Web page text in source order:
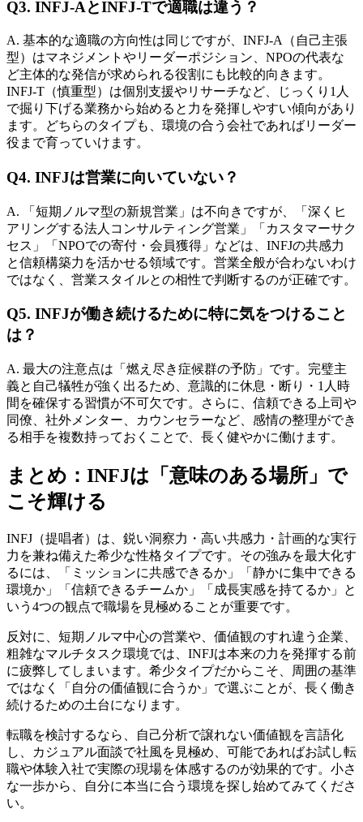
Q3. INFJ-AとINFJ-Tで適職は違う？
A. 基本的な適職の方向性は同じですが、INFJ-A（自己主張
型）はマネジメントやリーダーポジション、NPOの代表な
ど主体的な発信が求められる役割にも比較的向きます。
INFJ-T（慎重型）は個別支援やリサーチなど、じっくり1人
で掘り下げる業務から始めると力を発揮しやすい傾向があり
ます。どちらのタイプも、環境の合う会社であればリーダー
役まで育っていけます。
Q4. INFJは営業に向いていない？
A. 「短期ノルマ型の新規営業」は不向きですが、「深くヒ
アリングする法人コンサルティング営業」「カスタマーサク
セス」「NPOでの寄付・会員獲得」などは、INFJの共感力
と信頼構築力を活かせる領域です。営業全般が合わないわけ
ではなく、営業スタイルとの相性で判断するのが正確です。
Q5. INFJが働き続けるために特に気をつけること
は？
A. 最大の注意点は「燃え尽き症候群の予防」です。完璧主
義と自己犠牲が強く出るため、意識的に休息・断り・1人時
間を確保する習慣が不可欠です。さらに、信頼できる上司や
同僚、社外メンター、カウンセラーなど、感情の整理ができ
る相手を複数持っておくことで、長く健やかに働けます。
まとめ：INFJは「意味のある場所」で
こそ輝ける
INFJ（提唱者）は、鋭い洞察力・高い共感力・計画的な実行
力を兼ね備えた希少な性格タイプです。その強みを最大化す
るには、「ミッションに共感できるか」「静かに集中できる
環境か」「信頼できるチームか」「成長実感を持てるか」と
いう4つの観点で職場を見極めることが重要です。
反対に、短期ノルマ中心の営業や、価値観のすれ違う企業、
粗雑なマルチタスク環境では、INFJは本来の力を発揮する前
に疲弊してしまいます。希少タイプだからこそ、周囲の基準
ではなく「自分の価値観に合うか」で選ぶことが、長く働き
続けるための土台になります。
転職を検討するなら、自己分析で譲れない価値観を言語化
し、カジュアル面談で社風を見極め、可能であればお試し転
職や体験入社で実際の現場を体感するのが効果的です。小さ
な一歩から、自分に本当に合う環境を探し始めてみてくださ
い。